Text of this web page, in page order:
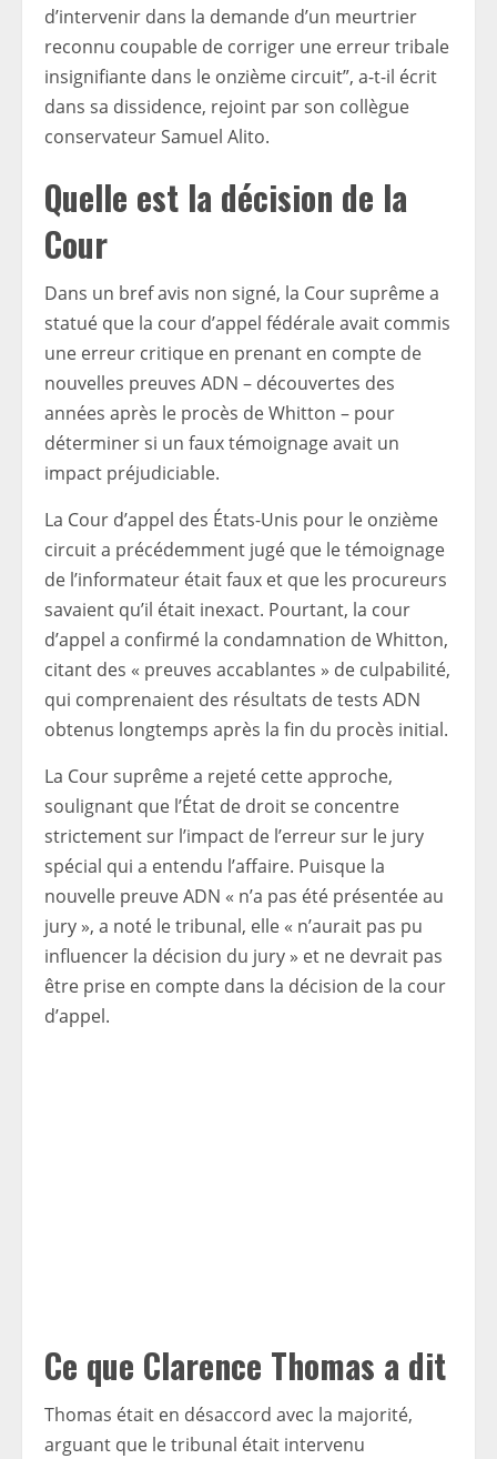
d’intervenir dans la demande d’un meurtrier
reconnu coupable de corriger une erreur tribale
insignifiante dans le onzième circuit”, a-t-il écrit
dans sa dissidence, rejoint par son collègue
conservateur Samuel Alito.
Quelle est la décision de la
Cour
Dans un bref avis non signé, la Cour suprême a
statué que la cour d’appel fédérale avait commis
une erreur critique en prenant en compte de
nouvelles preuves ADN – découvertes des
années après le procès de Whitton – pour
déterminer si un faux témoignage avait un
impact préjudiciable.
La Cour d’appel des États-Unis pour le onzième
circuit a précédemment jugé que le témoignage
de l’informateur était faux et que les procureurs
savaient qu’il était inexact. Pourtant, la cour
d’appel a confirmé la condamnation de Whitton,
citant des « preuves accablantes » de culpabilité,
qui comprenaient des résultats de tests ADN
obtenus longtemps après la fin du procès initial.
La Cour suprême a rejeté cette approche,
soulignant que l’État de droit se concentre
strictement sur l’impact de l’erreur sur le jury
spécial qui a entendu l’affaire. Puisque la
nouvelle preuve ADN « n’a pas été présentée au
jury », a noté le tribunal, elle « n’aurait pas pu
influencer la décision du jury » et ne devrait pas
être prise en compte dans la décision de la cour
d’appel.
Ce que Clarence Thomas a dit
Thomas était en désaccord avec la majorité,
arguant que le tribunal était intervenu